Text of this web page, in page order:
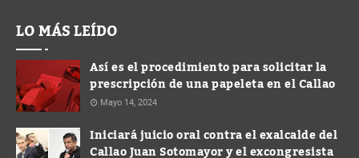
LO MÁS LEÍDO
Así es el procedimiento para solicitar la
prescripción de una papeleta en el Callao
Mayo 14, 2024
Iniciará juicio oral contra el exalcalde del
Callao Juan Sotomayor y el excongresista